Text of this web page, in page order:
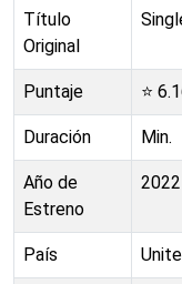
Título
Original
Puntaje ⭐
Duración Min.
Año de
Estreno
2022
País